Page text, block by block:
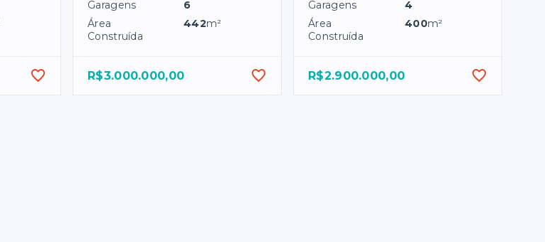
Garagens
6
Área
Construída
442m²
R$3.000.000,00
Garagens
4
Área
Construída
400m²
R$2.900.000,00